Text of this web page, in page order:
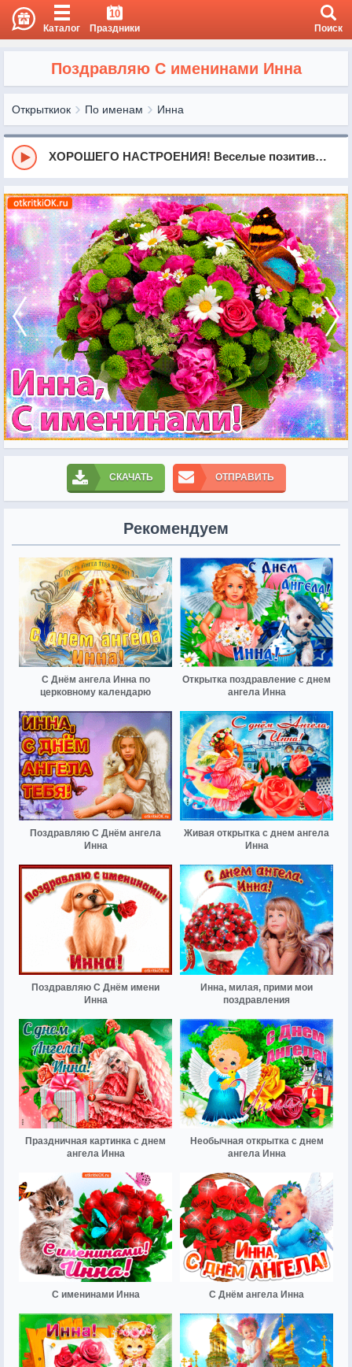
Каталог
10
Праздники Поиск
Поздравляю С именинами Инна
Открыткиок По именам Инна
ХОРОШЕГО НАСТРОЕНИЯ! Веселые позитивные пожелания для друзей
СКАЧАТЬ ОТПРАВИТЬ
Рекомендуем
С Днём ангела Инна по
церковному календарю
Открытка поздравление с днем
ангела Инна
Поздравляю С Днём ангела
Инна
Живая открытка с днем ангела
Инна
Поздравляю С Днём имени
Инна
Инна, милая, прими мои
поздравления
Праздничная картинка с днем
ангела Инна
Необычная открытка с днем
ангела Инна
С именинами Инна С Днём ангела Инна